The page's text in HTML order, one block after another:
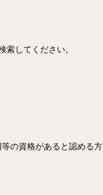
してください。
の資格があると認める方